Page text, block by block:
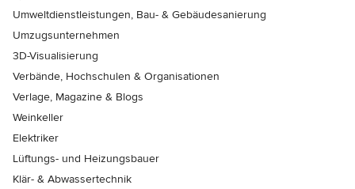
Umweltdienstleistungen, Bau- & Gebäudesanierung
Umzugsunternehmen
3D-Visualisierung
Verbände, Hochschulen & Organisationen
Verlage, Magazine & Blogs
Weinkeller
Elektriker
Lüftungs- und Heizungsbauer
Klär- & Abwassertechnik